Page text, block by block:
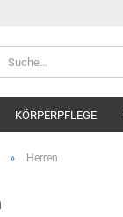
KÖRPERPFLEGE
» Herren